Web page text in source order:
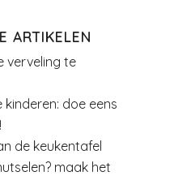
ARTIKELEN
verveling te
doe eens
de keukentafel
maak het